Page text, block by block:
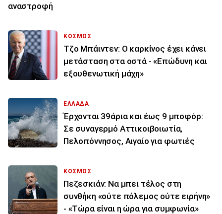
αναστροφή
ΚΟΣΜΟΣ
Τζο Μπάιντεν: Ο καρκίνος έχει κάνει
μετάσταση στα οστά - «Επώδυνη και
εξουθενωτική μάχη»
ΕΛΛΑΔΑ
Έρχονται 39άρια και έως 9 μποφόρ:
Σε συναγερμό Αττικοιβοιωτία,
Πελοπόννησος, Αιγαίο για φωτιές
ΚΟΣΜΟΣ
Πεζεσκιάν: Να μπει τέλος στη
συνθήκη «ούτε πόλεμος ούτε ειρήνη»
- «Τώρα είναι η ώρα για συμφωνία»